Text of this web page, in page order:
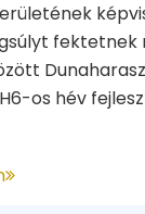
fektetnek
os hév